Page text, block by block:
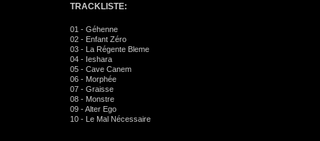
TRACKLISTE:
01 - Géhenne
02 - Enfant Zéro
03 - La Régente Bleme
04 - Ieshara
05 - Cave Canem
06 - Morphée
07 - Graisse
08 - Monstre
09 - Alter Ego
10 - Le Mal Nécessaire